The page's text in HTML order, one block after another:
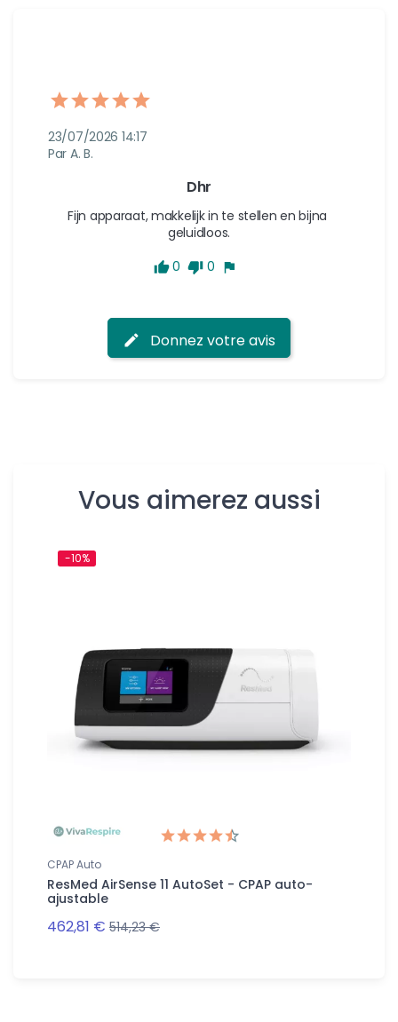
23/07/2026 14:17
Par A. B.
Dhr
Fijn apparaat, makkelijk in te stellen en bijna
geluidloos.
0
0
Donnez votre avis
Vous aimerez aussi
-10%
CPAP Auto
ResMed AirSense 11 AutoSet - CPAP auto-
ajustable
462,81 € 514,23 €